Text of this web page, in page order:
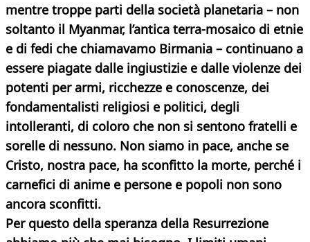
mentre troppe parti della società planetaria – non
soltanto il Myanmar, l’antica terra-mosaico di etnie
e di fedi che chiamavamo Birmania – continuano a
essere piagate dalle ingiustizie e dalle violenze dei
potenti per armi, ricchezze e conoscenze, dei
fondamentalisti religiosi e politici, degli
intolleranti, di coloro che non si sentono fratelli e
sorelle di nessuno. Non siamo in pace, anche se
Cristo, nostra pace, ha sconfitto la morte, perché i
carnefici di anime e persone e popoli non sono
ancora sconfitti.
Per questo della speranza della Resurrezione